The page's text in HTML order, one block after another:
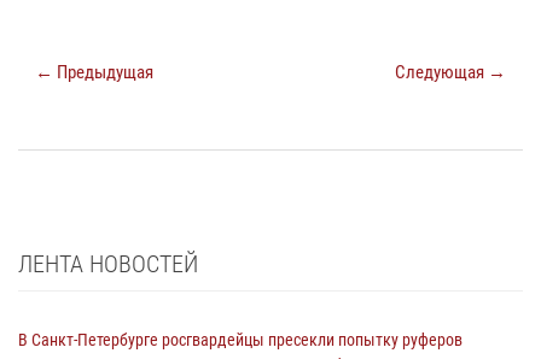
← Предыдущая Следующая →
ЛЕНТА НОВОСТЕЙ
В Санкт-Петербурге росгвардейцы пресекли попытку руферов